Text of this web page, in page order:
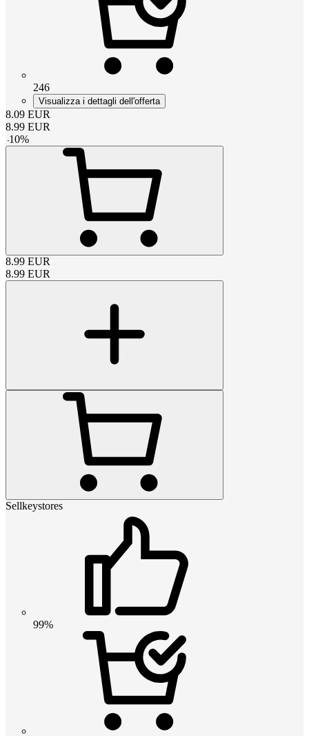
246
Visualizza i dettagli dell'offerta
8.09 EUR
8.99 EUR
-10%
8.99 EUR
8.99 EUR
Sellkeystores
99%